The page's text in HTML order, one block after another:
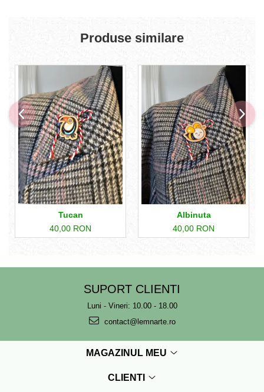
Produse similare
Tucan
40,00 RON
Albinuta
40,00 RON
SUPORT CLIENTI
Luni - Vineri: 10.00 - 18.00
contact@lemnarte.ro
MAGAZINUL MEU
CLIENTI